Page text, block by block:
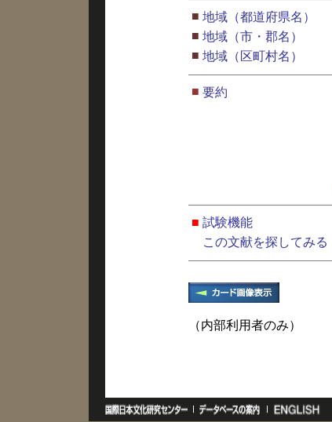
■ 地域（都道府県名）
■ 地域（市・郡名）
■ 地域（区町村名）
■ 要約
■ 試験機能
この文献を探してみる
（内部利用者のみ）